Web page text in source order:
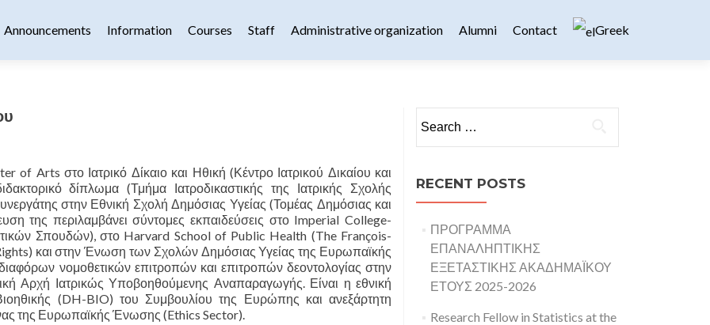
Announcements Information Courses Staff Administrative organization Alumni Contact Greek
of Arts στο Ιατρικό Δίκαιο και Ηθική (Κέντρο Ιατρικού Δικαίου και
δίπλωμα (Τμήμα Ιατροδικαστικής της Ιατρικής Σχολής
στην Εθνική Σχολή Δημόσιας Υγείας (Τομέας Δημόσιας και
της περιλαμβάνει σύντομες εκπαιδεύσεις στο Imperial College-
Σπουδών), στο Harvard School of Public Health (The François-
και στην Ένωση των Σχολών Δημόσιας Υγείας της Ευρωπαϊκής
νομοθετικών επιτροπών και επιτροπών δεοντολογίας στην
Αρχή Ιατρικώς Υποβοηθούμενης Αναπαραγωγής. Είναι η εθνική
(DH-BIO) του Συμβουλίου της Ευρώπης και ανεξάρτητη
της Ευρωπαϊκής Ένωσης (Ethics Sector).
RECENT POSTS
ΠΡΟΓΡΑΜΜΑ
ΕΠΑΝΑΛΗΠΤΙΚΗΣ
ΕΞΕΤΑΣΤΙΚΗΣ ΑΚΑΔΗΜΑΪΚΟΥ
ΕΤΟΥΣ 2025-2026
Research Fellow in Statistics at the